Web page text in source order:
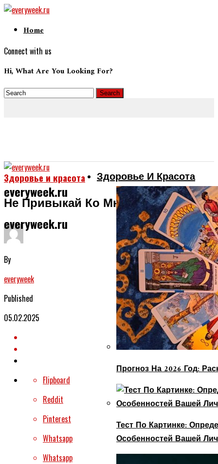
Home
Connect with us
Hi, What Are You Looking For?
everyweek.ru
everyweek.ru
Здоровье И Красота
Прогноз На 2026 Год:
Тест По Картинке:
Особенностей Вашей
Здоровье и красота
Не Привыкай Ко Мне
By
everyweek
Published
05.02.2025
Flipboard
Reddit
Pinterest
Whatsapp
Whatsapp